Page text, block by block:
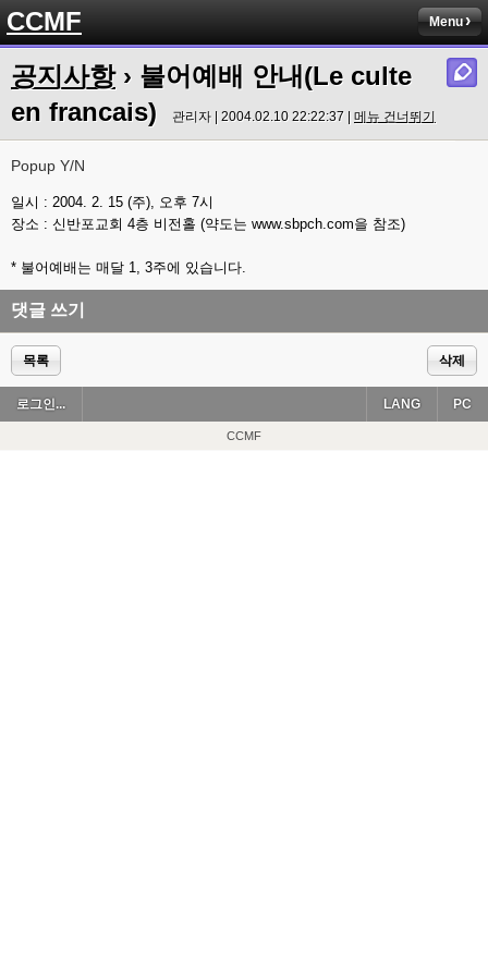
CCMF Menu
공지사항› 불어예배 안내(Le culte
en francais)
관리자 | 2004.02.10 22:22:37 | 메뉴 건너뛰기
Popup Y/N
일시 : 2004. 2. 15 (주), 오후 7시
장소 : 신반포교회 4층 비전홀 (약도는 www.sbpch.com을 참조)
* 불어예배는 매달 1, 3주에 있습니다.
댓글 쓰기
목록 삭제
로그인... PC
LANG
CCMF